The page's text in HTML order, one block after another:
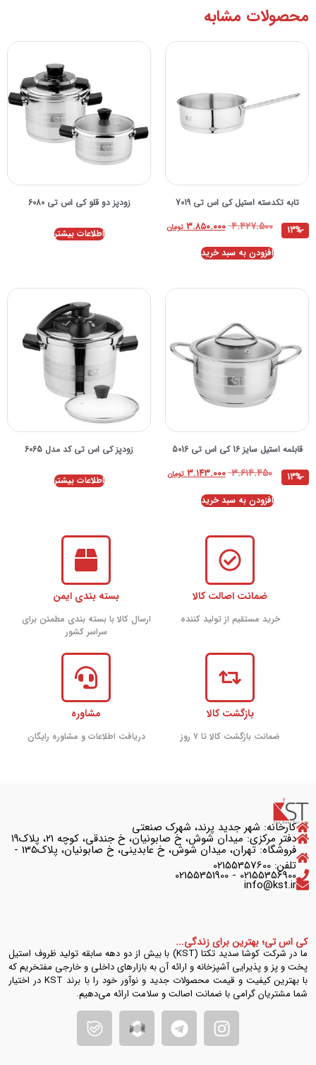
محصولات مشابه
تابه تكدسته استيل کی اس تی 7019
۴.۴۲۷.۵۰۰ ۳.۸۵۰.۰۰۰ تومان
-13%
افزودن به سبد خرید
زودپز دو قلو کی اس تی 6080
اطلاعات بیشتر
قابلمه استیل سایز 16 کی اس تی 5016
۳.۶۱۴.۴۵۰ ۳.۱۴۳.۰۰۰ تومان
-13%
افزودن به سبد خرید
زودپز کی اس تی کد مدل 6065
اطلاعات بیشتر
ضمانت اصالت کالا
خرید مستقیم از تولید کننده
بسته بندی ایمن
ارسال کالا با بسته بندی مطمئن برای
سراسر کشور
بازگشت کالا
ضمانت بازگشت کالا تا ۷ روز
مشاوره
دریافت اطلاعات و مشاوره رایگان
کارخانه: شهر جدید پرند، شهرک صنعتی
دفتر مرکزی: میدان شوش، خ صابونیان، خ جندقی، کوچه ۲۱، پلاک۱۹
فروشگاه: تهران، میدان شوش، خ عابدینی، خ صابونیان، پلاک135 -
تلفن: 02155357600
02155356900 - 02155351900
info@kst.ir
کی اس تی؛ بهترین برای زندگی...
ما در شرکت کوشا سدید تکتا (KST) با بیش از دو دهه سابقه تولید ظروف استیل
پخت و پز و پذیرایی آشپزخانه و ارائه آن به بازارهای داخلی و خارجی مفتخریم که
با بهترین کیفیت و قیمت محصولات جدید و نوآور خود را با برند KST در اختیار
شما مشتریان گرامی با ضمانت اصالت و سلامت ارائه می‌دهیم.